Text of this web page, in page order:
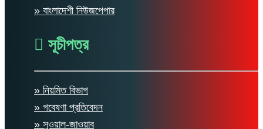
» বাংলাদেশী নিউজপেপার
সূচীপত্র
» নিয়মিত বিভাগ
» গবেষণা প্রতিবেদন
» সুওয়াল-জাওয়াব